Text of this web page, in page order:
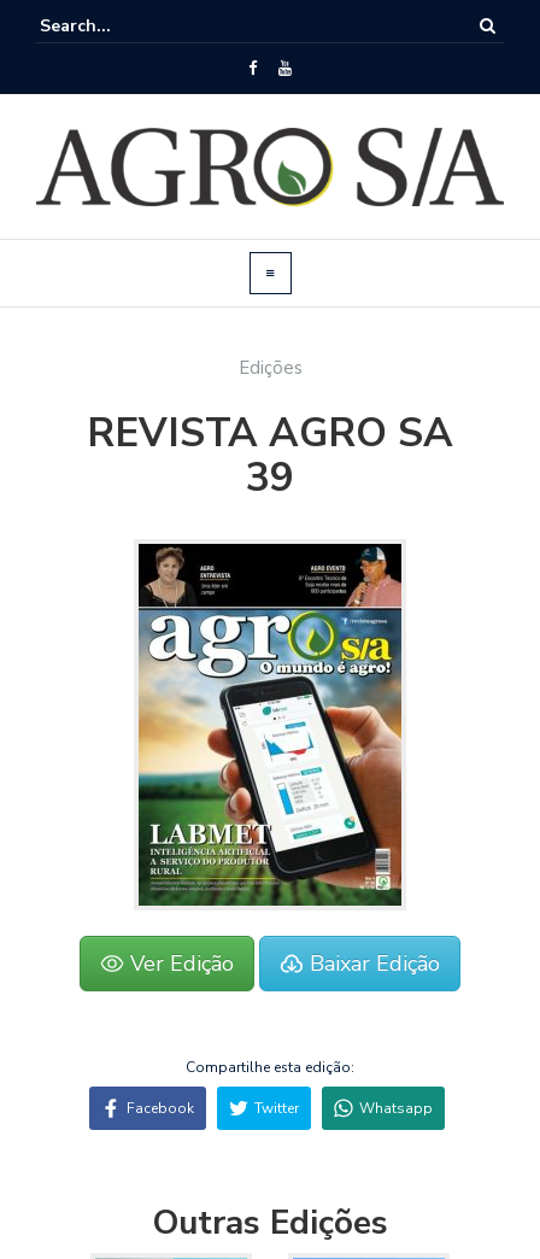
Edições
REVISTA AGRO SA
39
Ver Edição Baixar Edição
Compartilhe esta edição:
Facebook Twitter Whatsapp
Outras Edições